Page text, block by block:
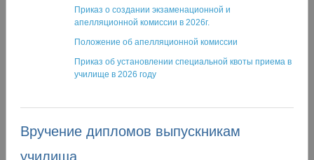
Приказ о создании экзаменационной и
апелляционной комиссии в 2026г.
Положение об апелляционной комиссии
Приказ об установлении специальной квоты приема в
училище в 2026 году
Вручение дипломов выпускникам
училища